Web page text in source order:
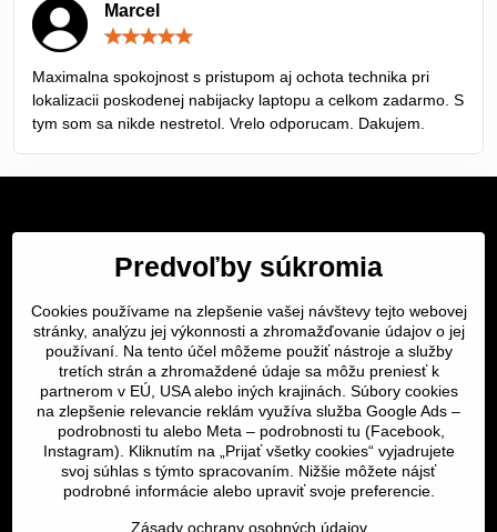
Marcel
5
Maximalna spokojnost s pristupom aj ochota technika pri
lokalizacii poskodenej nabijacky laptopu a celkom zadarmo. S
tym som sa nikde nestretol. Vrelo odporucam. Dakujem.
Servis Bratislava
Servis Košice
Dôležité odkazy
SERVIS KURIÉROM
Servis a oprava | slovit.sk
Predvoľby súkromia
Cookies používame na zlepšenie vašej návštevy tejto webovej
stránky, analýzu jej výkonnosti a zhromažďovanie údajov o jej
používaní. Na tento účel môžeme použiť nástroje a služby
tretích strán a zhromaždené údaje sa môžu preniesť k
partnerom v EÚ, USA alebo iných krajinách. Súbory cookies
na zlepšenie relevancie reklám využíva služba Google Ads –
podrobnosti tu alebo Meta – podrobnosti tu (Facebook,
Instagram). Kliknutím na „Prijať všetky cookies“ vyjadrujete
svoj súhlas s týmto spracovaním. Nižšie môžete nájsť
podrobné informácie alebo upraviť svoje preferencie.
Zásady ochrany osobných údajov